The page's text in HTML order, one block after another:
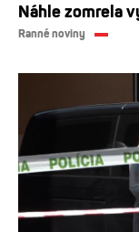
Náhle zomrela
Ranné noviny